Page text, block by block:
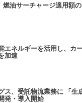
油サーチャージ適用額の
エネルギーを活用し、カ
加速
ス、受託物流業務に 「生
発・導入開始